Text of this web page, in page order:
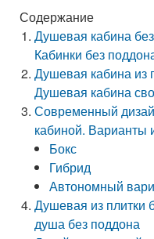
Содержание
Душевая кабина
Кабинки без
Душевая кабина из
Душевая кабина
Современный
кабиной. Варианты
Бокс
Гибрид
Автономный
Душевая из плитки
душа без поддона